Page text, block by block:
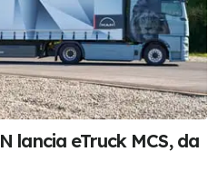
lancia eTruck MCS, da